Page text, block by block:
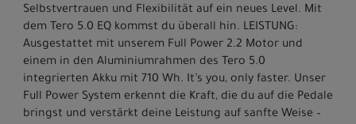
Selbstvertrauen und Flexibilität auf ein neues Level. Mit
dem Tero 5.0 EQ kommst du überall hin. LEISTUNG:
Ausgestattet mit unserem Full Power 2.2 Motor und
einem in den Aluminiumrahmen des Tero 5.0
integrierten Akku mit 710 Wh. It’s you, only faster. Unser
Full Power System erkennt die Kraft, die du auf die Pedale
bringst und verstärkt deine Leistung auf sanfte Weise –